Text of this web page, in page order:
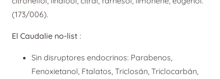
(173/006).
El Caudalie no-list :
Sin disruptores endocrinos: Parabenos,
Fenoxietanol, Ftalatos, Triclosán, Triclocarbán,